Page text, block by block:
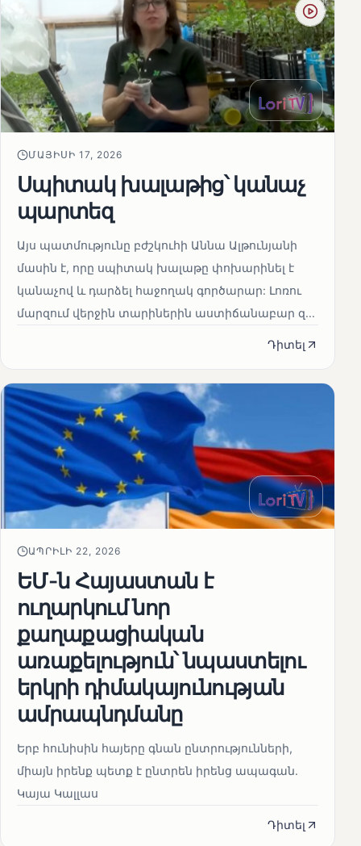
ՄԱՅԻՍԻ 17, 2026
Սպիտակ խալաթից՝ կանաչ
պարտեզ
Այս պատմությունը բժշկուհի Աննա Ալթունյանի
մասին է, որը սպիտակ խալաթը փոխարինել է
կանաչով և դարձել հաջողակ գործարար: Լոռու
մարզում վերջին տարիներին աստիճանաբար զ...
Դիտել
ԱՊՐԻԼԻ 22, 2026
ԵՄ-ն Հայաստան է
ուղարկում նոր
քաղաքացիական
առաքելություն՝ նպաստելու
երկրի դիմակայունության
ամրապնդմանը
Երբ հունիսին հայերը գնան ընտրությունների,
միայն իրենք պետք է ընտրեն իրենց ապագան.
Կայա Կալլաս
Դիտել